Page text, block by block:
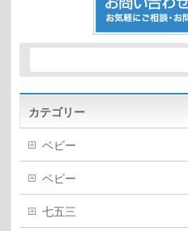
カテゴリー
ベビー
ベビー
七五三